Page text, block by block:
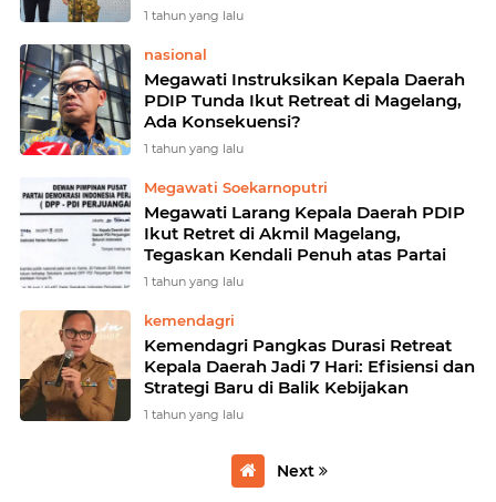
1 tahun yang lalu
nasional
Megawati Instruksikan Kepala Daerah
PDIP Tunda Ikut Retreat di Magelang,
Ada Konsekuensi?
1 tahun yang lalu
Megawati Soekarnoputri
Megawati Larang Kepala Daerah PDIP
Ikut Retret di Akmil Magelang,
Tegaskan Kendali Penuh atas Partai
1 tahun yang lalu
kemendagri
Kemendagri Pangkas Durasi Retreat
Kepala Daerah Jadi 7 Hari: Efisiensi dan
Strategi Baru di Balik Kebijakan
1 tahun yang lalu
Next